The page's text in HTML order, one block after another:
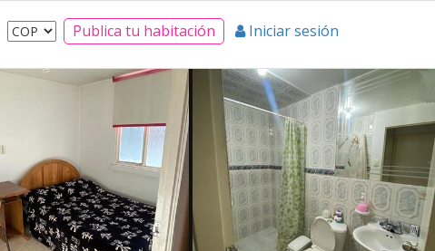
Publica tu habitación Iniciar sesión